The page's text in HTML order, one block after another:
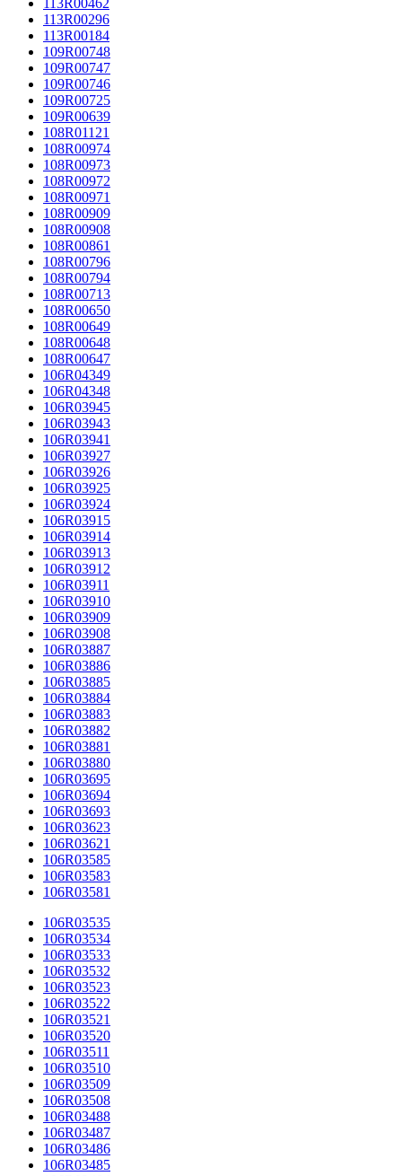
113R00462
113R00296
113R00184
109R00748
109R00747
109R00746
109R00725
109R00639
108R01121
108R00974
108R00973
108R00972
108R00971
108R00909
108R00908
108R00861
108R00796
108R00794
108R00713
108R00650
108R00649
108R00648
108R00647
106R04349
106R04348
106R03945
106R03943
106R03941
106R03927
106R03926
106R03925
106R03924
106R03915
106R03914
106R03913
106R03912
106R03911
106R03910
106R03909
106R03908
106R03887
106R03886
106R03885
106R03884
106R03883
106R03882
106R03881
106R03880
106R03695
106R03694
106R03693
106R03623
106R03621
106R03585
106R03583
106R03581
106R03535
106R03534
106R03533
106R03532
106R03523
106R03522
106R03521
106R03520
106R03511
106R03510
106R03509
106R03508
106R03488
106R03487
106R03486
106R03485